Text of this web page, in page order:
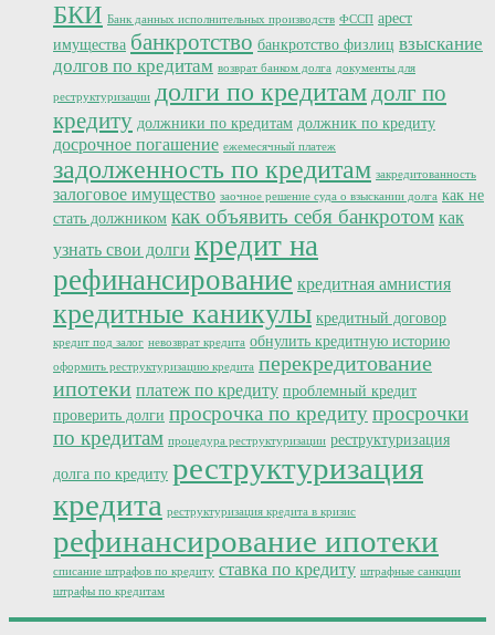
БКИ Банк данных исполнительных производств ФССП арест
имущества банкротство банкротство физлиц взыскание
долгов по кредитам возврат банком долга документы для
реструктуризации долги по кредитамдолг по
кредиту должники по кредитам должник по кредиту
досрочное погашение ежемесячный платеж
задолженность по кредитам закредитованность
залоговое имущество заочное решение суда о взыскании долга как не
стать должником как объявить себя банкротом как
узнать свои долги кредит на
рефинансирование кредитная амнистия
кредитные каникулы кредитный договор
кредит под залог невозврат кредита обнулить кредитную историю
оформить реструктуризацию кредита перекредитование
ипотеки платеж по кредиту проблемный кредит
проверить долги просрочка по кредитупросрочки
по кредитам процедура реструктуризации реструктуризация
долга по кредиту реструктуризация
кредита реструктуризация кредита в кризис
рефинансирование ипотеки
списание штрафов по кредиту ставка по кредиту штрафные санкции
штрафы по кредитам